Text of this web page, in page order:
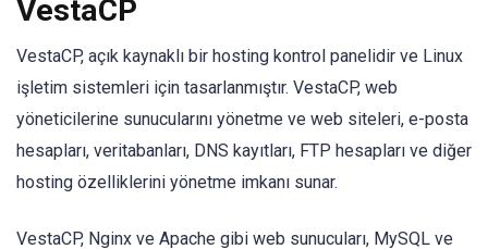
VestaCP
VestaCP, açık kaynaklı bir hosting kontrol panelidir ve Linux
işletim sistemleri için tasarlanmıştır. VestaCP, web
yöneticilerine sunucularını yönetme ve web siteleri, e-posta
hesapları, veritabanları, DNS kayıtları, FTP hesapları ve diğer
hosting özelliklerini yönetme imkanı sunar.
VestaCP, Nginx ve Apache gibi web sunucuları, MySQL ve